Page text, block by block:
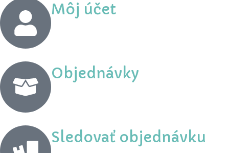
Môj účet
Objednávky
Sledovať objednávku